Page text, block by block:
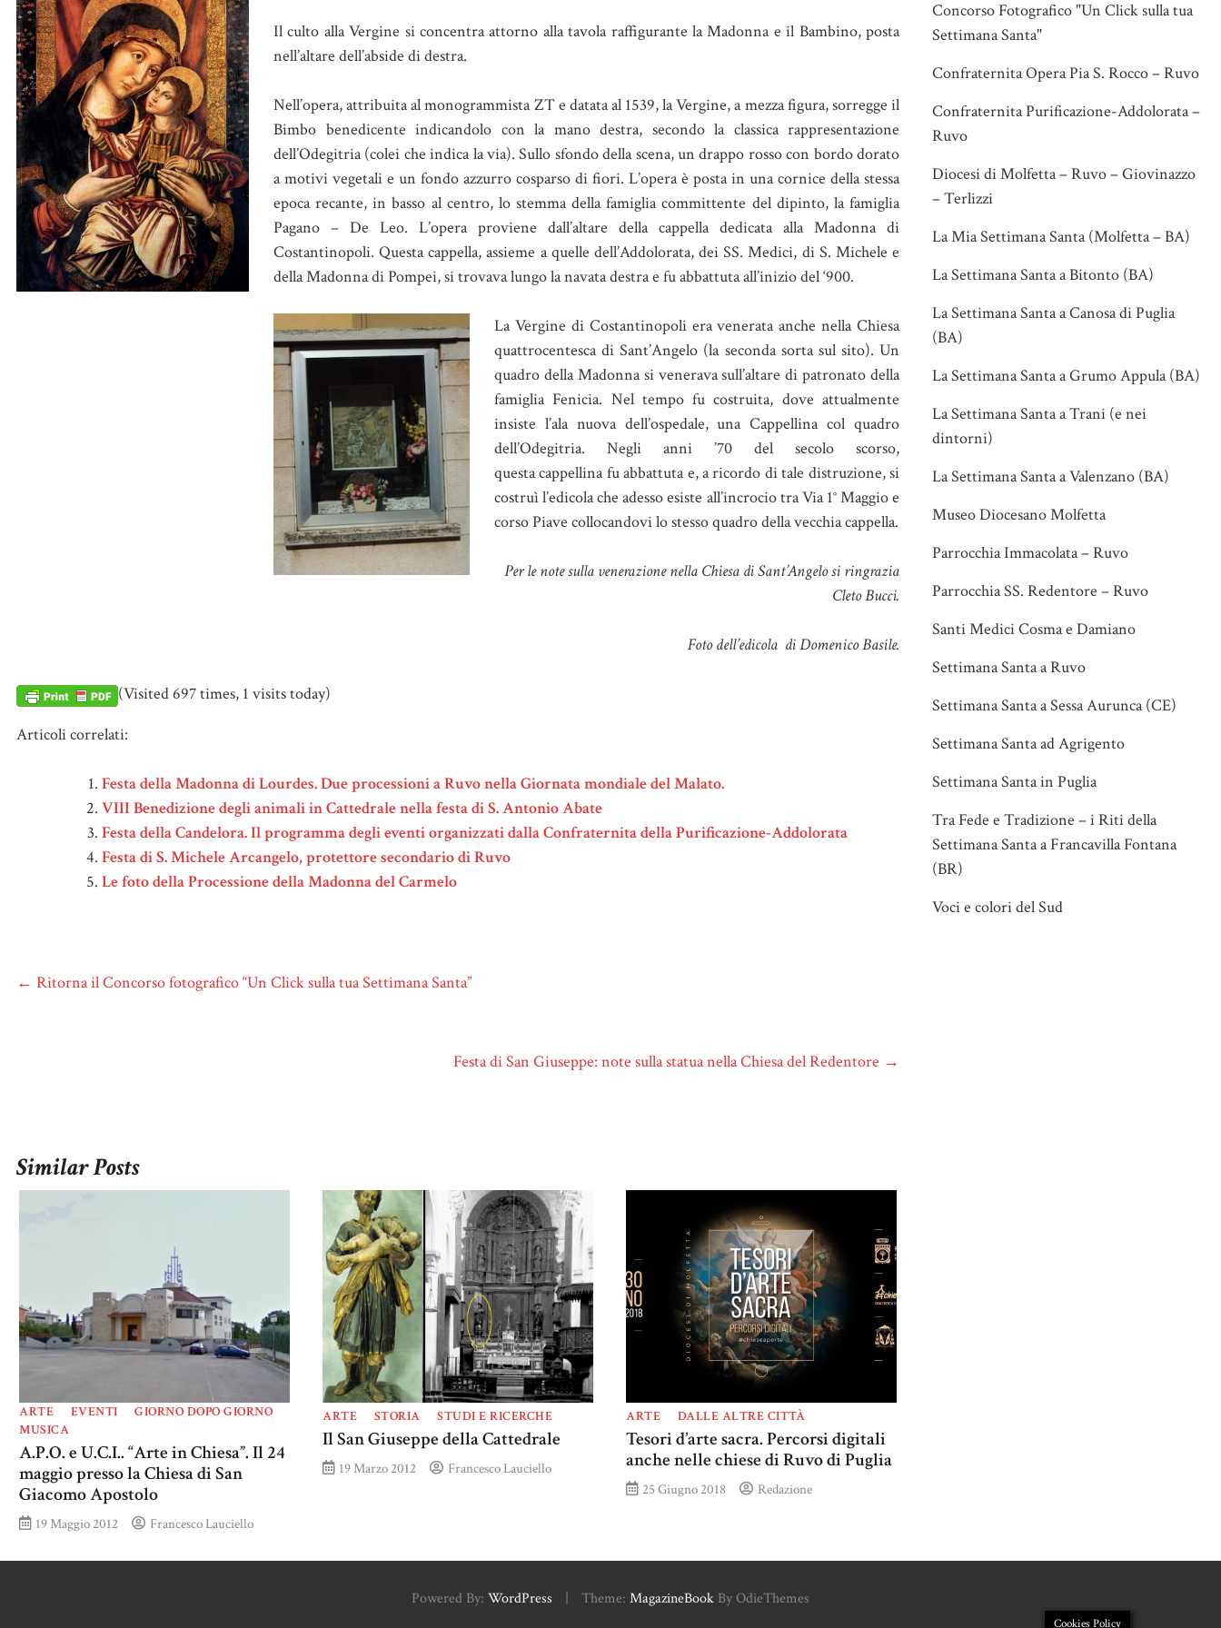
Il culto alla Vergine si concentra attorno alla tavola raffigurante la Madonna e il Bambino, posta
nell’altare dell’abside di destra.
Nell’opera, attribuita al monogrammista ZT e datata al 1539, la Vergine, a mezza figura, sorregge il
Bimbo benedicente indicandolo con la mano destra, secondo la classica rappresentazione
dell’Odegitria (colei che indica la via). Sullo sfondo della scena, un drappo rosso con bordo dorato
a motivi vegetali e un fondo azzurro cosparso di fiori. L’opera è posta in una cornice della stessa
epoca recante, in basso al centro, lo stemma della famiglia committente del dipinto, la famiglia
Pagano – De Leo. L’opera proviene dall’altare della cappella dedicata alla Madonna di
Costantinopoli. Questa cappella, assieme a quelle dell’Addolorata, dei SS. Medici, di S. Michele e
della Madonna di Pompei, si trovava lungo la navata destra e fu abbattuta all’inizio del ‘900.
La Vergine di Costantinopoli era venerata anche nella Chiesa
quattrocentesca di Sant’Angelo (la seconda sorta sul sito). Un
quadro della Madonna si venerava sull’altare di patronato della
famiglia Fenicia. Nel tempo fu costruita, dove attualmente
insiste l’ala nuova dell’ospedale, una Cappellina col quadro
dell’Odegitria. Negli anni ’70 del secolo scorso,
questa cappellina fu abbattuta e, a ricordo di tale distruzione, si
costruì l’edicola che adesso esiste all’incrocio tra Via 1° Maggio e
corso Piave collocandovi lo stesso quadro della vecchia cappella.
Per le note sulla venerazione nella Chiesa di Sant’Angelo si ringrazia
Cleto Bucci.
Foto dell’edicola di Domenico Basile.
(Visited 697 times, 1 visits today)
Articoli correlati:
Festa della Madonna di Lourdes. Due processioni a Ruvo nella Giornata mondiale del Malato.
VIII Benedizione degli animali in Cattedrale nella festa di S. Antonio Abate
Festa della Candelora. Il programma degli eventi organizzati dalla Confraternita della Purificazione-Addolorata
Festa di S. Michele Arcangelo, protettore secondario di Ruvo
Le foto della Processione della Madonna del Carmelo
← Ritorna il Concorso fotografico “Un Click sulla tua Settimana Santa”
Festa di San Giuseppe: note sulla statua nella Chiesa del Redentore →
Similar Posts
ARTE EVENTI
GIORNO DOPO GIORNO
MUSICA
A.P.O. e U.C.I.. “Arte in Chiesa”. Il 24
maggio presso la Chiesa di San
Giacomo Apostolo
19 Maggio 2012 Francesco Lauciello
ARTE STORIA STUDI E RICERCHE
Il San Giuseppe della Cattedrale
19 Marzo 2012 Francesco Lauciello
ARTE DALLE ALTRE CITTÀ
Tesori d’arte sacra. Percorsi digitali
anche nelle chiese di Ruvo di Puglia
25 Giugno 2018 Redazione
Concorso Fotografico "Un Click sulla tua
Settimana Santa"
Confraternita Opera Pia S. Rocco – Ruvo
Confraternita Purificazione-Addolorata –
Ruvo
Diocesi di Molfetta – Ruvo – Giovinazzo
– Terlizzi
La Mia Settimana Santa (Molfetta – BA)
La Settimana Santa a Bitonto (BA)
La Settimana Santa a Canosa di Puglia
(BA)
La Settimana Santa a Grumo Appula (BA)
La Settimana Santa a Trani (e nei
dintorni)
La Settimana Santa a Valenzano (BA)
Museo Diocesano Molfetta
Parrocchia Immacolata – Ruvo
Parrocchia SS. Redentore – Ruvo
Santi Medici Cosma e Damiano
Settimana Santa a Ruvo
Settimana Santa a Sessa Aurunca (CE)
Settimana Santa ad Agrigento
Settimana Santa in Puglia
Tra Fede e Tradizione – i Riti della
Settimana Santa a Francavilla Fontana
(BR)
Voci e colori del Sud
Powered By: WordPress Theme: MagazineBook By OdieThemes
Cookies Policy